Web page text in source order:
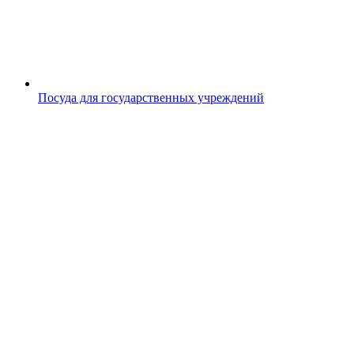
Посуда для государственных учреждений